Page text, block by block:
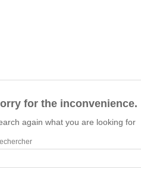
for the inconvenience.
again what you are looking for